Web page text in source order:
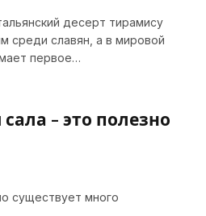
десерт тирамису
среди славян, а в мировой
первое…
– это полезно
существует много